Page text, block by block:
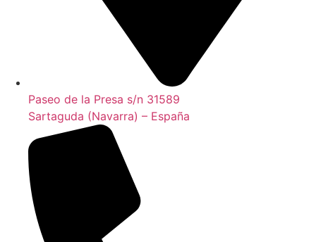
Paseo de la Presa s/n 31589
Sartaguda (Navarra) – España